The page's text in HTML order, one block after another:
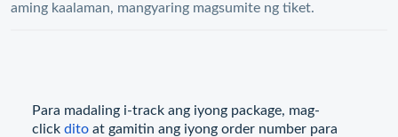
aming kaalaman, mangyaring magsumite ng tiket.
Para madaling i-track ang iyong package, mag-
click dito at gamitin ang iyong order number para